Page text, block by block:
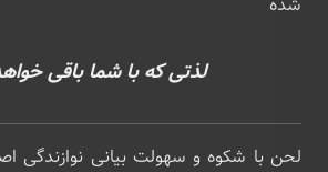
لذتی که با شما باقی
لحن با شکوه و سهولت بیانی نوازندگی